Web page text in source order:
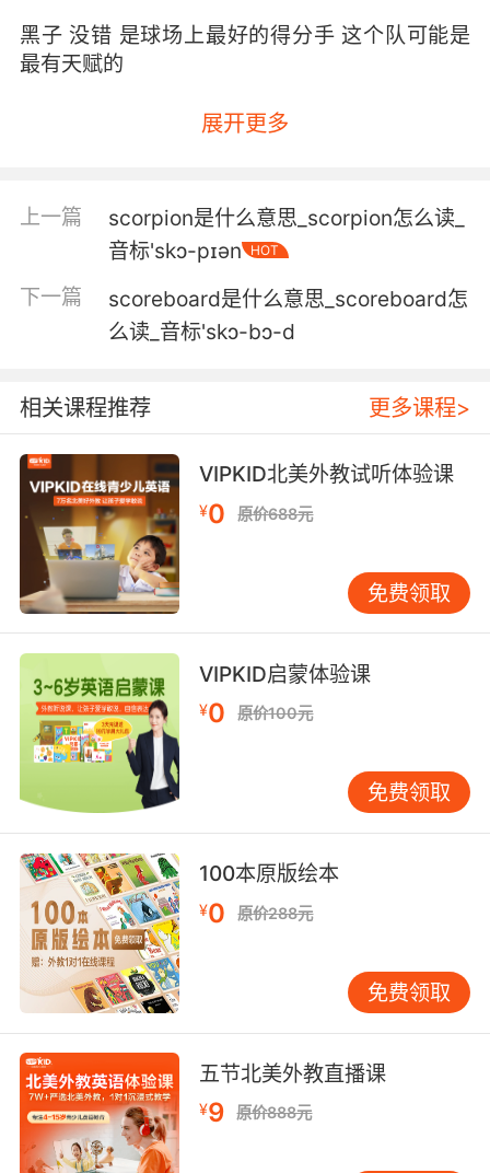
黑子 没错 是球场上最好的得分手 这个队可能是
最有天赋的
展开更多
上一篇
scorpion是什么意思_scorpion怎么读_
音标'skɔ-pɪən
HOT
下一篇
scoreboard是什么意思_scoreboard怎
么读_音标'skɔ-bɔ-d
相关课程推荐 更多课程>
VIPKID北美外教试听体验课
¥0 原价688元
免费领取
VIPKID启蒙体验课
¥0 原价100元
免费领取
100本原版绘本
¥0 原价288元
免费领取
五节北美外教直播课
¥9 原价888元